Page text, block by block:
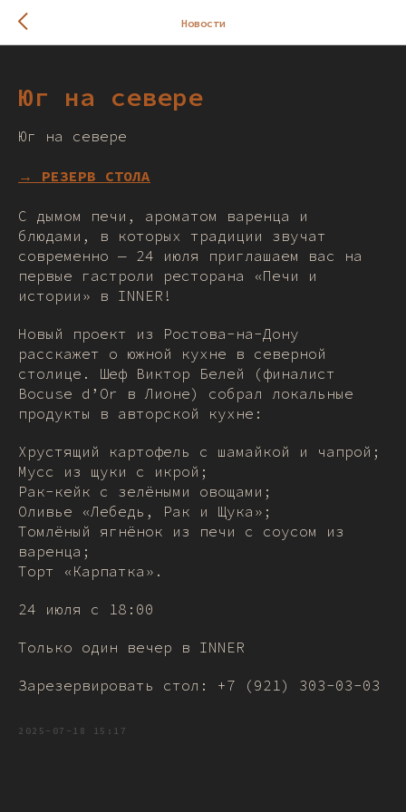
Новости
Юг на севере
Юг на севере
→ РЕЗЕРВ СТОЛА
С дымом печи, ароматом варенца и
блюдами, в которых традиции звучат
современно — 24 июля приглашаем вас на
первые гастроли ресторана «Печи и
истории» в INNER!
Новый проект из Ростова-на-Дону
расскажет о южной кухне в северной
столице. Шеф Виктор Белей (финалист
Bocuse d’Or в Лионе) собрал локальные
продукты в авторской кухне:
Хрустящий картофель с шамайкой и чапрой;
Мусс из щуки с икрой;
Рак-кейк с зелёными овощами;
Оливье «Лебедь, Рак и Щука»;
Томлёный ягнёнок из печи с соусом из
варенца;
Торт «Карпатка».
24 июля с 18:00
Только один вечер в INNER
Зарезервировать стол: +7 (921) 303-03-03
2025-07-18 15:17